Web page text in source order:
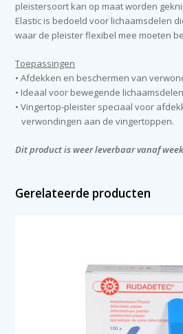
pleistersoort kan op maat worden
Elastic is bedoeld voor lichaamsdelen
waar de pleister flexibel mee moeten
Toepassingen
• Afdekken en beschermen van
• Ideaal voor bewegende lichaamsdelen
• Vingertop-pleister speciaal voor
verwondingen aan de vingertoppen.
Dit product is weer leverbaar vanaf
Gerelateerde producten